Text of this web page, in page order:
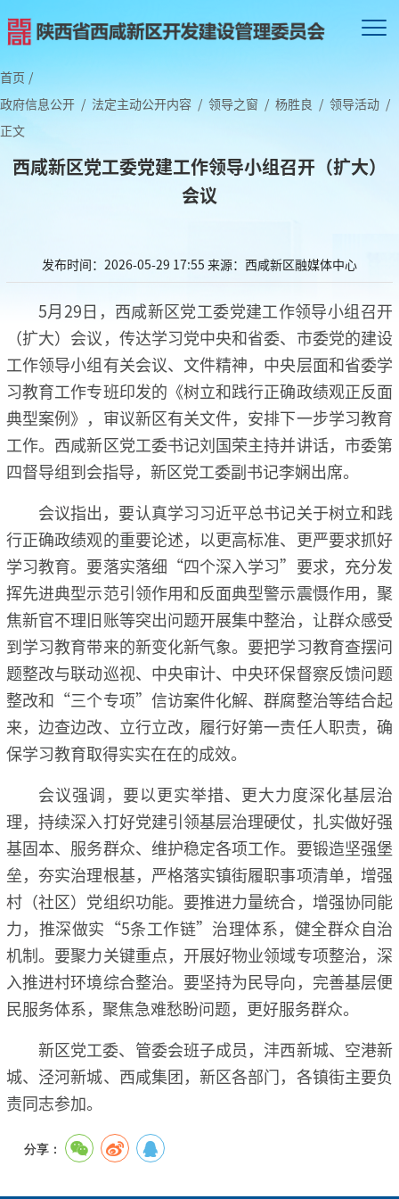
首页 /
政府信息公开 / 法定主动公开内容 / 领导之窗 / 杨胜良 / 领导活动 /
正文
西咸新区党工委党建工作领导小组召开（扩大）
会议
发布时间：2026-05-29 17:55 来源：西咸新区融媒体中心
5月29日，西咸新区党工委党建工作领导小组召开
（扩大）会议，传达学习党中央和省委、市委党的建设
工作领导小组有关会议、文件精神，中央层面和省委学
习教育工作专班印发的《树立和践行正确政绩观正反面
典型案例》，审议新区有关文件，安排下一步学习教育
工作。西咸新区党工委书记刘国荣主持并讲话，市委第
四督导组到会指导，新区党工委副书记李娴出席。
会议指出，要认真学习习近平总书记关于树立和践
行正确政绩观的重要论述，以更高标准、更严要求抓好
学习教育。要落实落细“四个深入学习”要求，充分发
挥先进典型示范引领作用和反面典型警示震慑作用，聚
焦新官不理旧账等突出问题开展集中整治，让群众感受
到学习教育带来的新变化新气象。要把学习教育查摆问
题整改与联动巡视、中央审计、中央环保督察反馈问题
整改和“三个专项”信访案件化解、群腐整治等结合起
来，边查边改、立行立改，履行好第一责任人职责，确
保学习教育取得实实在在的成效。
会议强调，要以更实举措、更大力度深化基层治
理，持续深入打好党建引领基层治理硬仗，扎实做好强
基固本、服务群众、维护稳定各项工作。要锻造坚强堡
垒，夯实治理根基，严格落实镇街履职事项清单，增强
村（社区）党组织功能。要推进力量统合，增强协同能
力，推深做实“5条工作链”治理体系，健全群众自治
机制。要聚力关键重点，开展好物业领域专项整治，深
入推进村环境综合整治。要坚持为民导向，完善基层便
民服务体系，聚焦急难愁盼问题，更好服务群众。
新区党工委、管委会班子成员，沣西新城、空港新
城、泾河新城、西咸集团，新区各部门，各镇街主要负
责同志参加。
分享：